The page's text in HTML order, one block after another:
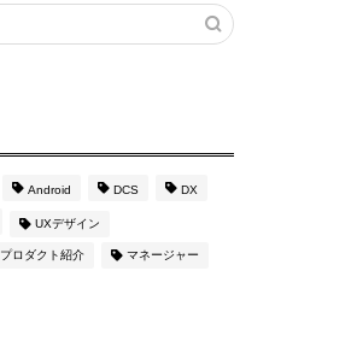
Android DCS DX
UXデザイン
プロダクト紹介 マネージャー